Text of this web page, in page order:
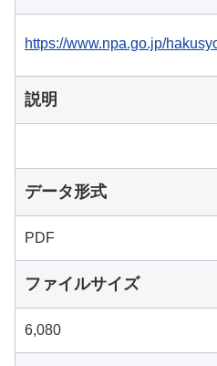
https://www.npa.go.jp/
説明
データ形式
PDF
ファイルサイズ
6,080